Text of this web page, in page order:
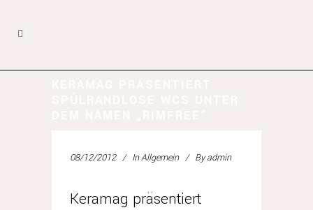
08/12/2012 InAllgemein By admin
Keramag präsentiert